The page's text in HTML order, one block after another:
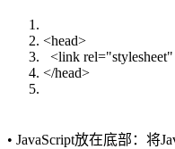
<head>
<link
</head>
• JavaScript放在底部：将